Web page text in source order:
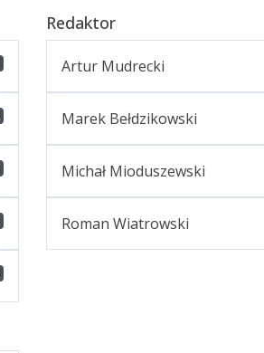
Redaktor
Artur Mudrecki
Marek Bełdzikowski
Michał Mioduszewski
Roman Wiatrowski